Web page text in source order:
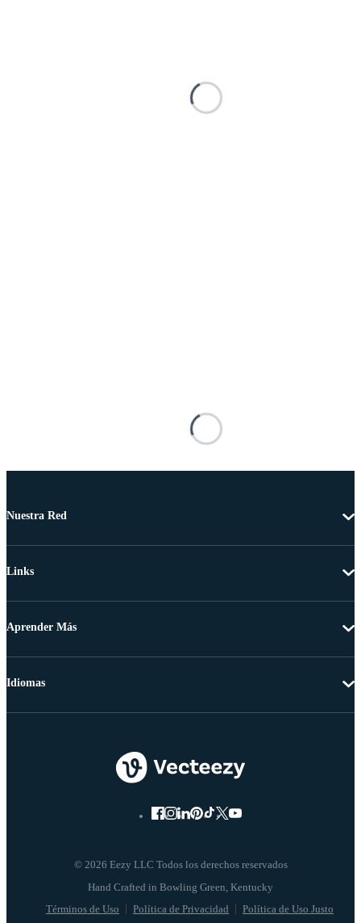
Nuestra Red
Links
Aprender Más
© 2026 Eezy LLC Todos los derechos reservados
Términos de Uso Política de Privacidad Política de Uso Justo
Idiomas